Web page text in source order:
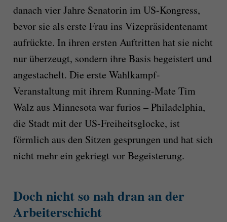
danach vier Jahre Senatorin im US-Kongress,
bevor sie als erste Frau ins Vizepräsidentenamt
aufrückte. In ihren ersten Auftritten hat sie nicht
nur überzeugt, sondern ihre Basis begeistert und
angestachelt. Die erste Wahlkampf-
Veranstaltung mit ihrem Running-Mate Tim
Walz aus Minnesota war furios – Philadelphia,
die Stadt mit der US-Freiheitsglocke, ist
förmlich aus den Sitzen gesprungen und hat sich
nicht mehr ein gekriegt vor Begeisterung.
Doch nicht so nah dran an der
Arbeiterschicht